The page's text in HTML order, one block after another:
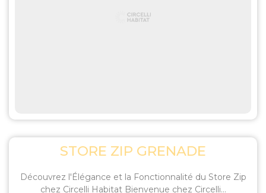
STORE ZIP GRENADE
Découvrez l'Élégance et la Fonctionnalité du Store Zip
chez Circelli Habitat Bienvenue chez Circelli...